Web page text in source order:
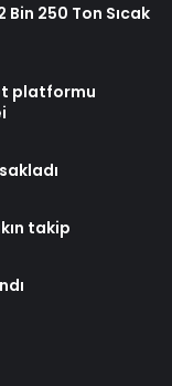
250 Ton Sıcak
platformu
takip